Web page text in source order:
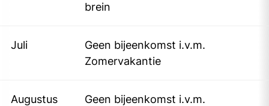
brein
Juli
Geen bijeenkomst i.v.m.
Zomervakantie
Augustus
Geen bijeenkomst i.v.m.